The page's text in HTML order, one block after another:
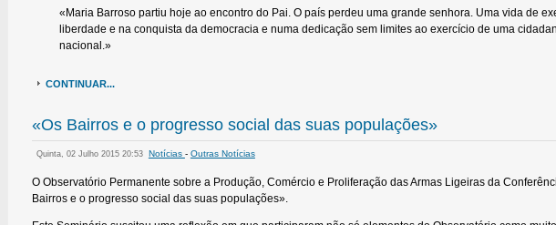
«Maria Barroso partiu hoje ao encontro do Pai. O país perdeu uma grande senhora. Uma vida de
liberdade e na conquista da democracia e numa dedicação sem limites ao exercício de uma
nacional.»
CONTINUAR...
«Os Bairros e o progresso social das suas populações»
Quinta, 02 Julho 2015 20:53 Notícias - Outras Notícias
O Observatório Permanente sobre a Produção, Comércio e Proliferação das Armas Ligeiras da
Bairros e o progresso social das suas populações».